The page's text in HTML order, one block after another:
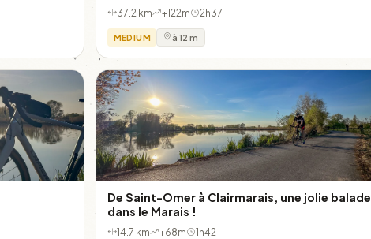
37.2 km +122m 2h37
MEDIUM à 12 m
De Saint-Omer à Clairmarais, une jolie balade
dans le Marais !
14.7 km +68m 1h42